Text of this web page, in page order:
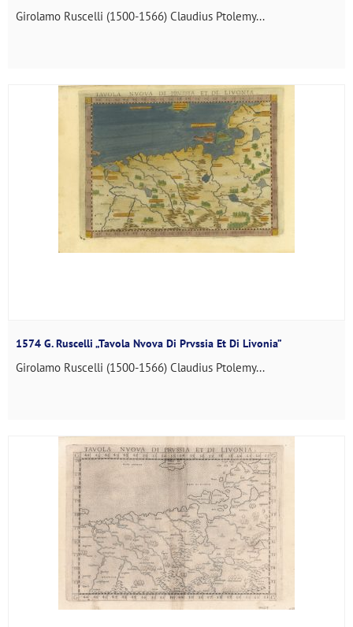
Girolamo Ruscelli (1500-1566) Claudius Ptolemy...
1574 G. Ruscelli „Tavola Nvova Di Prvssia Et Di Livonia”
Girolamo Ruscelli (1500-1566) Claudius Ptolemy...